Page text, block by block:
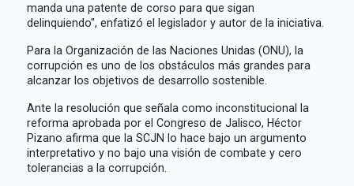
manda una patente de corso para que sigan
delinquiendo", enfatizó el legislador y autor de la iniciativa.
Para la Organización de las Naciones Unidas (ONU), la
corrupción es uno de los obstáculos más grandes para
alcanzar los objetivos de desarrollo sostenible.
Ante la resolución que señala como inconstitucional la
reforma aprobada por el Congreso de Jalisco, Héctor
Pizano afirma que la SCJN lo hace bajo un argumento
interpretativo y no bajo una visión de combate y cero
tolerancias a la corrupción.